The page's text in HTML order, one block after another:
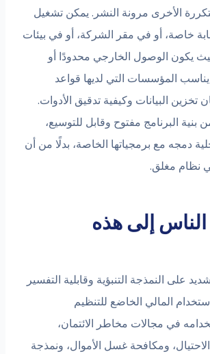
الأخرى مرونة النشر. يمكن تشغيل
خاصة، أو في مقر الشركة، أو في بيئات
يكون الوصول الخارجي محدودًا أو
يناسب المؤسسات التي لديها قواعد
البيانات وكيفية تدقيق الأدوات.
بنية البرنامج مفتوح وقابل للتوسيع،
دمجه مع برمجياتها الخاصة، بدلًا من أن
نظام مغلق.
الناس إلى هذه
على النمذجة التنبؤية وقابلية التفسير
المالي الخاضع للتنظيم
في مجالات مخاطر الائتمان،
ومكافحة غسل الأموال، ونمذجة